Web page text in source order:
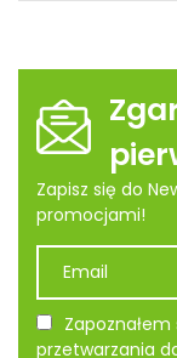
Zapisz się do
promocjami!
przetwarzania